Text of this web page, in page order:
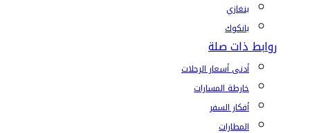
بنغازي
بانكوك
روابط ذات صلة
أدنى أسعار الرحلات
خارطة المسارات
أفكار السفر
المطارات